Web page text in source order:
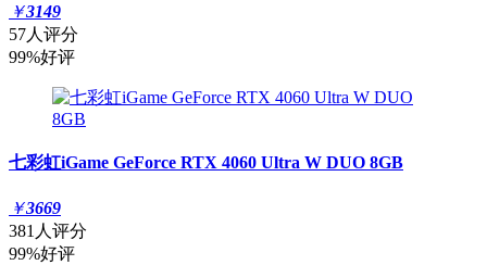
￥3149
57人评分
99%好评
七彩虹iGame GeForce RTX 4060 Ultra W DUO 8GB
￥3669
381人评分
99%好评